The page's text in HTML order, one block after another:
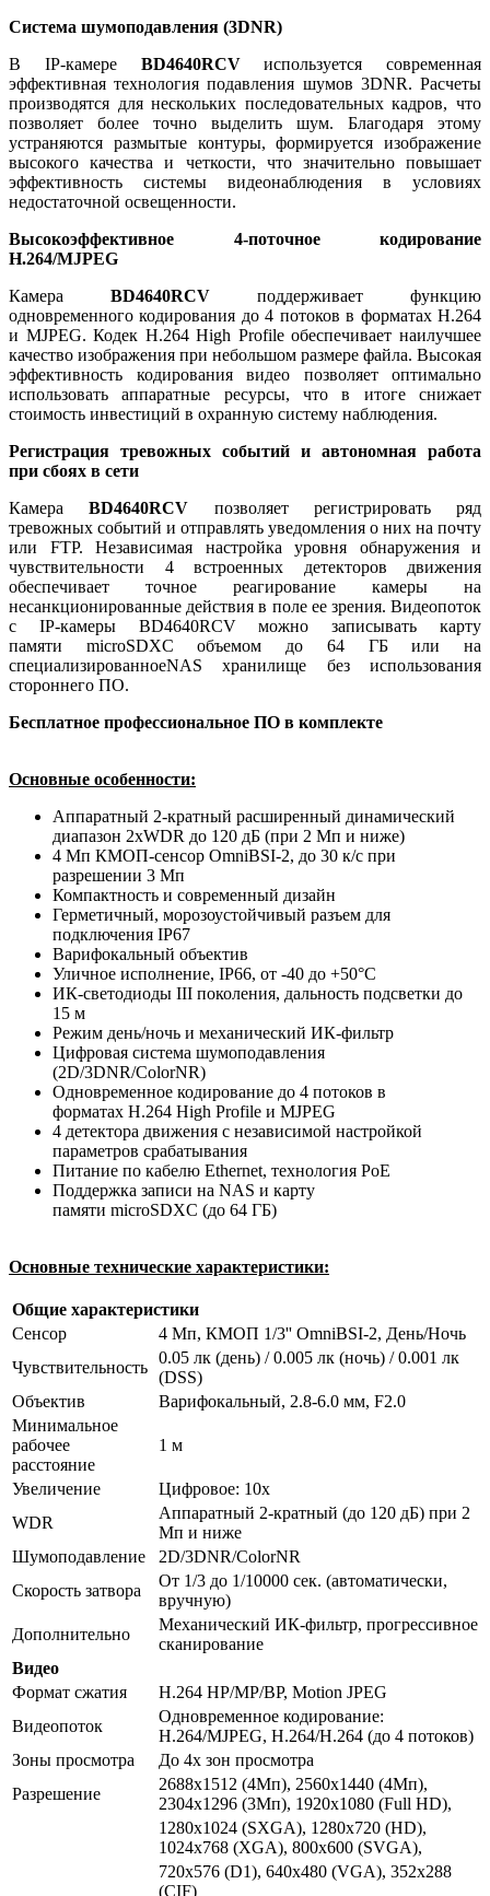
Система шумоподавления (3DNR)
В IP-камере BD4640RCVиспользуется современная
эффективная технология подавления шумов 3DNR. Расчеты
производятся для нескольких последовательных кадров, что
позволяет более точно выделить шум. Благодаря этому
устраняются размытые контуры, формируется изображение
высокого качества и четкости, что значительно повышает
эффективность системы видеонаблюдения в условиях
недостаточной освещенности.
Высокоэффективное 4-поточное кодирование
Н.264/MJPEG
Камера BD4640RCV поддерживает функцию
одновременного кодирования до 4 потоков в форматах H.264
и MJPEG. Кодек Н.264 High Profile обеспечивает наилучшее
качество изображения при небольшом размере файла. Высокая
эффективность кодирования видео позволяет оптимально
использовать аппаратные ресурсы, что в итоге снижает
стоимость инвестиций в охранную систему наблюдения.
Регистрация тревожных событий и автономная работа
при сбоях в сети
КамераBD4640RCV позволяет регистрировать ряд
тревожных событий и отправлять уведомления о них на почту
или FTP. Независимая настройка уровня обнаружения и
чувствительности 4 встроенных детекторов движения
обеспечивает точное реагирование камеры на
несанкционированные действия в поле ее зрения. Видеопоток
с IP-камеры BD4640RCV можно записывать карту
памяти microSDXC объемом до 64 ГБ или на
специализированноеNAS хранилище без использования
стороннего ПО.
Бесплатное профессиональное ПО в комплекте
Основные особенности:
Аппаратный 2-кратный расширенный динамический
диапазон 2xWDR до 120 дБ (при 2 Мп и ниже)
4 Мп КМОП-сенсор OmniBSI-2, до 30 к/с при
разрешении 3 Мп
Компактность и современный дизайн
Герметичный, морозоустойчивый разъем для
подключения IP67
Варифокальный объектив
Уличное исполнение, IP66, от -40 до +50°C
ИК-светодиоды III поколения, дальность подсветки до
15 м
Режим день/ночь и механический ИК-фильтр
Цифровая система шумоподавления
(2D/3DNR/ColorNR)
Одновременное кодирование до 4 потоков в
форматах Н.264 High Profile и MJPEG
4 детектора движения с независимой настройкой
параметров срабатывания
Питание по кабелю Ethernet, технология PoE
Поддержка записи на NAS и карту
памяти microSDXC (до 64 ГБ)
Основные технические характеристики:
Общие характеристики
Сенсор
4 Мп, КМОП 1/3'' OmniBSI-2, День/Ночь
Чувствительность
0.05 лк (день) / 0.005 лк (ночь) / 0.001 лк
(DSS)
Объектив
Варифокальный, 2.8-6.0 мм, F2.0
Минимальное
рабочее
расстояние
1 м
Увеличение
Цифровое: 10х
WDR
Аппаратный 2-кратный (до 120 дБ) при 2
Мп и ниже
Шумоподавление
2D/3DNR/ColorNR
Скорость затвора
От 1/3 до 1/10000 сек. (автоматически,
вручную)
Дополнительно
Механический ИК-фильтр, прогрессивное
сканирование
Видео
Формат сжатия
H.264 HP/MP/BP, Motion JPEG
Видеопоток
Одновременное кодирование:
Н.264/MJPEG, H.264/H.264 (до 4 потоков)
Зоны просмотра
До 4х зон просмотра
Разрешение
2688x1512 (4Мп), 2560x1440 (4Мп),
2304x1296 (3Мп), 1920x1080 (Full HD),
1280x1024 (SXGA), 1280x720 (HD),
1024х768 (XGA), 800x600 (SVGA),
720x576 (D1), 640x480 (VGA), 352х288
(CIF)